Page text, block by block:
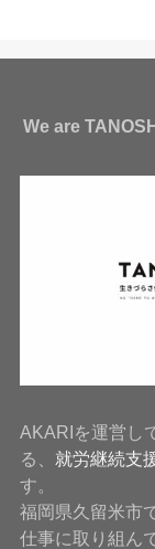
We are
AKARIを運営し
る、 就労継続支
す。
福岡県久留米市
仕事に取り組ん